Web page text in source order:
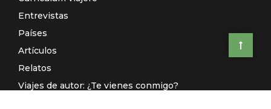
Entrevistas
Países
Artículos
Relatos
Viajes de autor: ¿Te vienes conmigo?